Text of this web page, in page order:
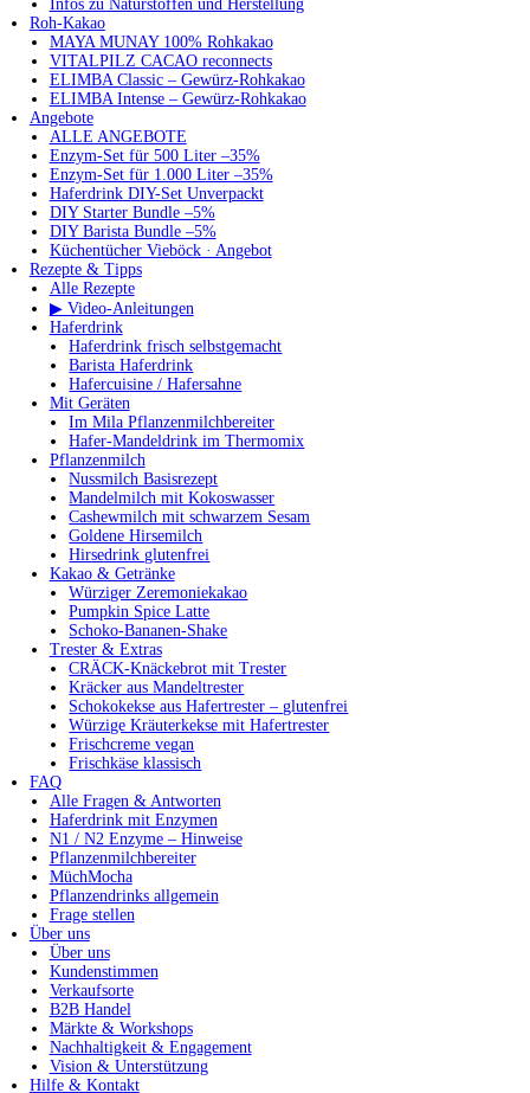
Infos zu Naturstoffen und Herstellung
Roh-Kakao
MAYA MUNAY 100% Rohkakao
VITALPILZ CACAO reconnects
ELIMBA Classic – Gewürz-Rohkakao
ELIMBA Intense – Gewürz-Rohkakao
Angebote
ALLE ANGEBOTE
Enzym-Set für 500 Liter –35%
Enzym-Set für 1.000 Liter –35%
Haferdrink DIY-Set Unverpackt
DIY Starter Bundle –5%
DIY Barista Bundle –5%
Küchentücher Vieböck · Angebot
Rezepte & Tipps
Alle Rezepte
▶ Video-Anleitungen
Haferdrink
Haferdrink frisch selbstgemacht
Barista Haferdrink
Hafercuisine / Hafersahne
Mit Geräten
Im Mila Pflanzenmilchbereiter
Hafer-Mandeldrink im Thermomix
Pflanzenmilch
Nussmilch Basisrezept
Mandelmilch mit Kokoswasser
Cashewmilch mit schwarzem Sesam
Goldene Hirsemilch
Hirsedrink glutenfrei
Kakao & Getränke
Würziger Zeremoniekakao
Pumpkin Spice Latte
Schoko-Bananen-Shake
Trester & Extras
CRÄCK-Knäckebrot mit Trester
Kräcker aus Mandeltrester
Schokokekse aus Hafertrester – glutenfrei
Würzige Kräuterkekse mit Hafertrester
Frischcreme vegan
Frischkäse klassisch
FAQ
Alle Fragen & Antworten
Haferdrink mit Enzymen
N1 / N2 Enzyme – Hinweise
Pflanzenmilchbereiter
MüchMocha
Pflanzendrinks allgemein
Frage stellen
Über uns
Über uns
Kundenstimmen
Verkaufsorte
B2B Handel
Märkte & Workshops
Nachhaltigkeit & Engagement
Vision & Unterstützung
Hilfe & Kontakt